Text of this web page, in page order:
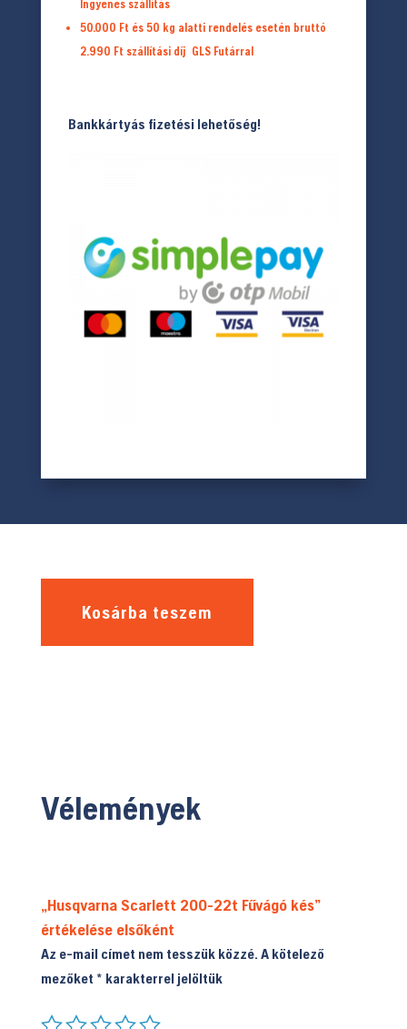
Ingyenes szállítás
50.000 Ft és 50 kg alatti rendelés esetén bruttó
2.990 Ft szállítási díj GLS Futárral
Bankkártyás fizetési lehetőség!
Kosárba teszem
Vélemények
„Husqvarna Scarlett 200-22t Fűvágó kés”
értékelése elsőként
Az e-mail címet nem tesszük közzé. A kötelező
mezőket * karakterrel jelöltük